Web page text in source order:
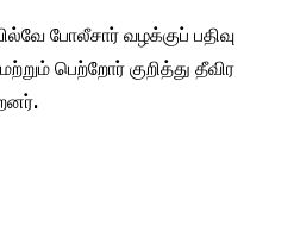
போலீசார் வழக்குப் பதிவு
பெற்றோர் குறித்து தீவிர